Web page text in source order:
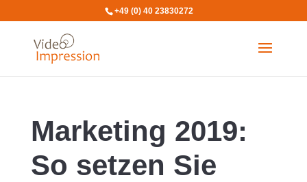
+49 (0) 40 23830272
Marketing 2019:
So setzen Sie